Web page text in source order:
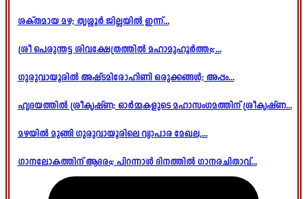
ശക്തമായ മഴ; തൃശ്ശൂർ ജില്ലയിൽ ഇന്ന്...
ശ്രീ പെരുന്തട്ട ശിവക്ഷേത്രത്തിൽ മഹാമുഹൂർത്തം;...
ഗുരുവായൂരിൽ അഷ്ടമിരോഹിണി ഒരുക്കങ്ങൾ; അപ്പം...
ഹൃദയത്തിൽ ശ്രീകൃഷ്ണ; ഓർമ്മകളുടെ മഹാസംഗമത്തിന് ശ്രീകൃഷ്ണ...
മഴയിൽ മുങ്ങി ഗുരുവായൂരിലെ വ്യാപാര മേഖല,...
ഗാനലോകത്തിന് ആദരം; പിറന്നാൾ ദിനത്തിൽ ഗാനരചിതാവ്...